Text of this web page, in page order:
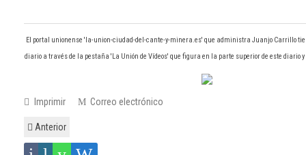
El portal unionense 'la-union-ciudad-del-cante-y-minera.es' que administra Juanjo Carrillo
diario a través de la pestaña 'La Unión de Vídeos' que figura en la parte superior de este diario
Imprimir Correo electrónico
Anterior